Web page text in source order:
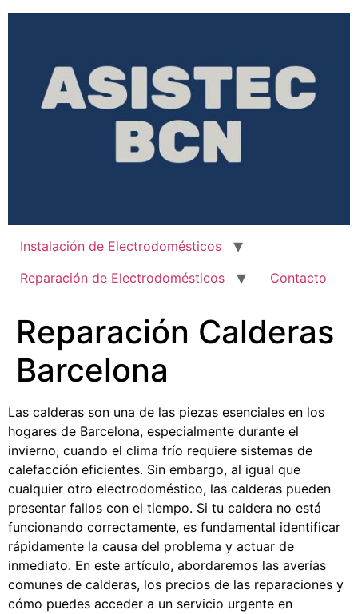
Instalación de Electrodomésticos
Reparación de Electrodomésticos
Contacto
Reparación Calderas
Barcelona
Las calderas son una de las piezas esenciales en los
hogares de Barcelona, especialmente durante el
invierno, cuando el clima frío requiere sistemas de
calefacción eficientes. Sin embargo, al igual que
cualquier otro electrodoméstico, las calderas pueden
presentar fallos con el tiempo. Si tu caldera no está
funcionando correctamente, es fundamental identificar
rápidamente la causa del problema y actuar de
inmediato. En este artículo, abordaremos las averías
comunes de calderas, los precios de las reparaciones y
cómo puedes acceder a un servicio urgente en